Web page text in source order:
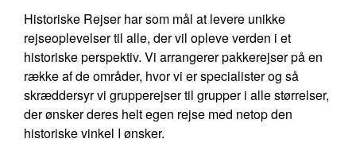
Historiske Rejser har som mål at levere unikke
rejseoplevelser til alle, der vil opleve verden i et
historiske perspektiv. Vi arrangerer pakkerejser på en
række af de områder, hvor vi er specialister og så
skræddersyr vi grupperejser til grupper i alle størrelser,
der ønsker deres helt egen rejse med netop den
historiske vinkel I ønsker.